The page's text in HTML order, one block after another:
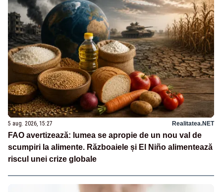
5 aug. 2026, 15:27 Realitatea.NET
FAO avertizează: lumea se apropie de un nou val de
scumpiri la alimente. Războaiele și El Niño alimentează
riscul unei crize globale